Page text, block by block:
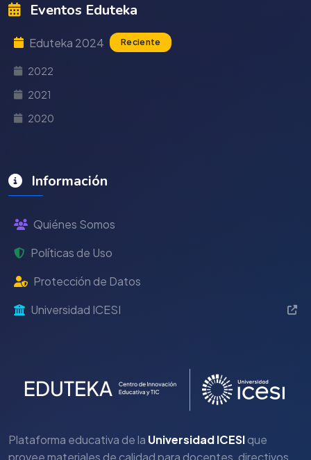
Eventos Eduteka
Eduteka 2024 Reciente
2022
2021
2020
Información
Quiénes Somos
Políticas de Uso
Protección de Datos
Universidad ICESI
Plataforma educativa de la Universidad ICESIque